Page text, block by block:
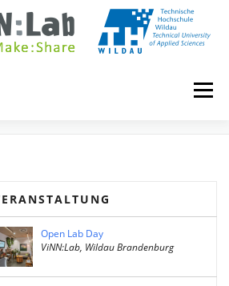
Menü
Open Lab Day
ViNN:Lab, Wildau Brandenburg